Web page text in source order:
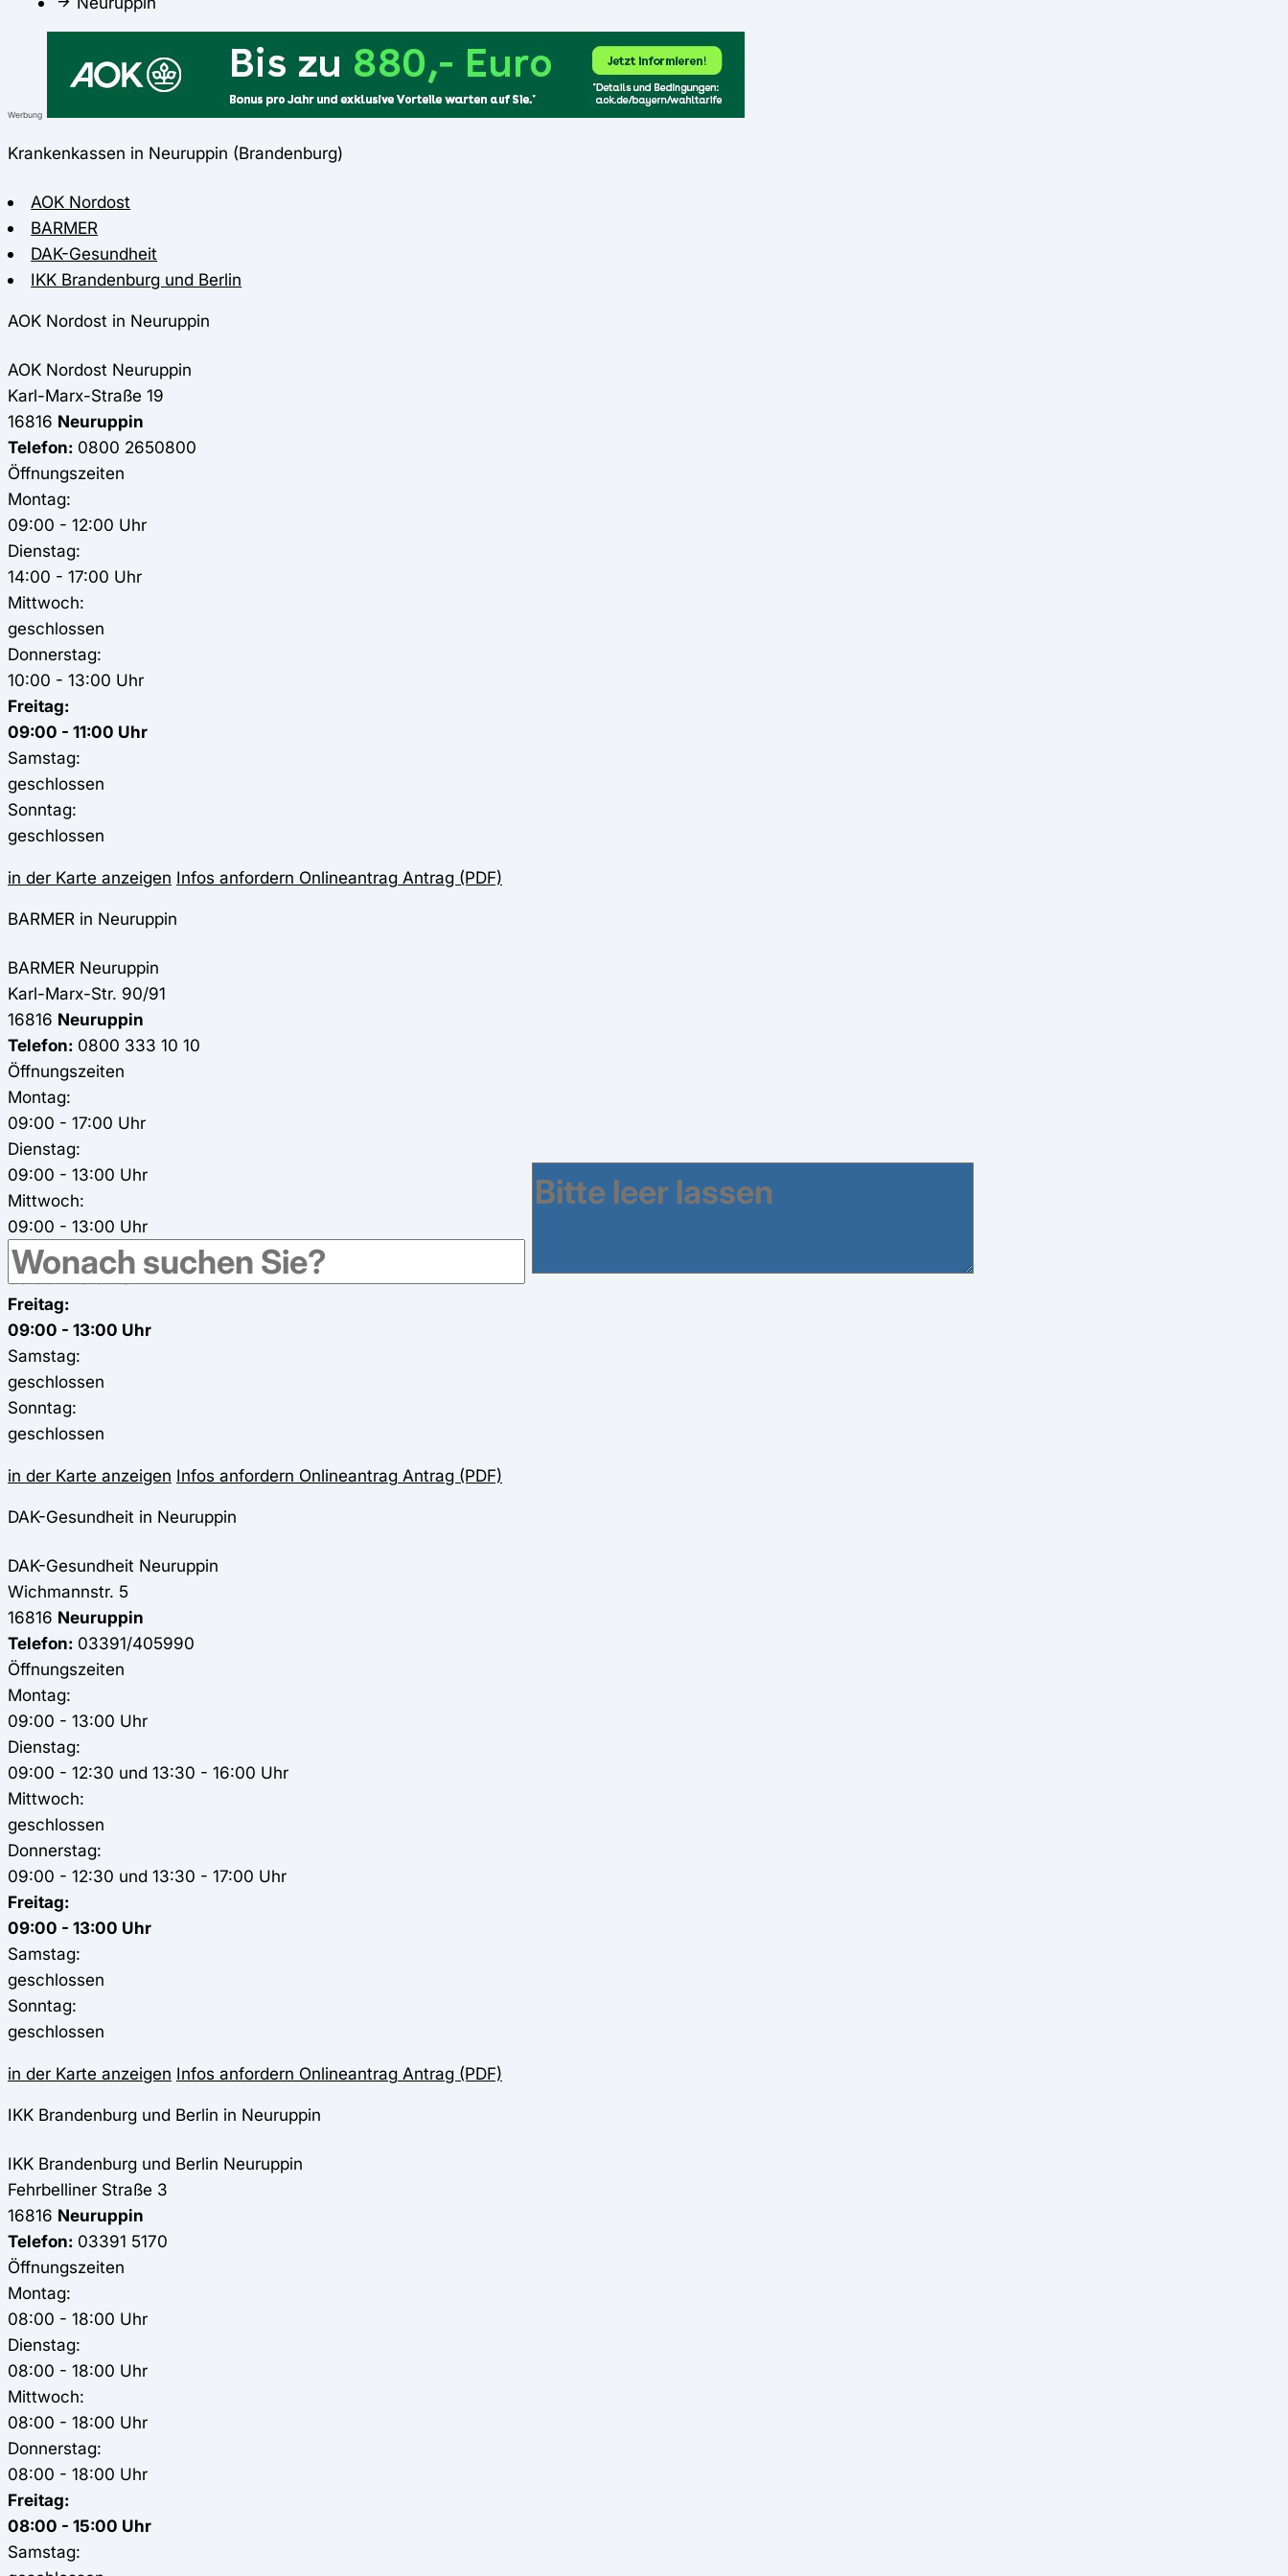
Werbung
Krankenkassen in Neuruppin (Brandenburg)
AOK Nordost
BARMER
DAK-Gesundheit
IKK Brandenburg und Berlin
AOK Nordost in Neuruppin
AOK Nordost Neuruppin
Karl-Marx-Straße 19
16816 Neuruppin
Telefon: 0800 2650800
Öffnungszeiten
Montag:
09:00 - 12:00 Uhr
Dienstag:
14:00 - 17:00 Uhr
Mittwoch:
geschlossen
Donnerstag:
10:00 - 13:00 Uhr
Freitag:
09:00 - 11:00 Uhr
Samstag:
geschlossen
Sonntag:
geschlossen
in der Karte anzeigen Infos anfordern Onlineantrag Antrag (PDF)
BARMER in Neuruppin
BARMER Neuruppin
Karl-Marx-Str. 90/91
16816 Neuruppin
Telefon: 0800 333 10 10
Öffnungszeiten
Montag:
09:00 - 17:00 Uhr
Dienstag:
09:00 - 13:00 Uhr
Mittwoch:
09:00 - 13:00 Uhr
Donnerstag:
09:00 - 18:00 Uhr
Freitag:
09:00 - 13:00 Uhr
Samstag:
geschlossen
Sonntag:
geschlossen
in der Karte anzeigen Infos anfordern Onlineantrag Antrag (PDF)
DAK-Gesundheit in Neuruppin
DAK-Gesundheit Neuruppin
Wichmannstr. 5
16816 Neuruppin
Telefon: 03391/405990
Öffnungszeiten
Montag:
09:00 - 13:00 Uhr
Dienstag:
09:00 - 12:30 und 13:30 - 16:00 Uhr
Mittwoch:
geschlossen
Donnerstag:
09:00 - 12:30 und 13:30 - 17:00 Uhr
Freitag:
09:00 - 13:00 Uhr
Samstag:
geschlossen
Sonntag:
geschlossen
in der Karte anzeigen Infos anfordern Onlineantrag Antrag (PDF)
IKK Brandenburg und Berlin in Neuruppin
IKK Brandenburg und Berlin Neuruppin
Fehrbelliner Straße 3
16816 Neuruppin
Telefon: 03391 5170
Öffnungszeiten
Montag:
08:00 - 18:00 Uhr
Dienstag:
08:00 - 18:00 Uhr
Mittwoch:
08:00 - 18:00 Uhr
Donnerstag:
08:00 - 18:00 Uhr
Freitag:
08:00 - 15:00 Uhr
Samstag: